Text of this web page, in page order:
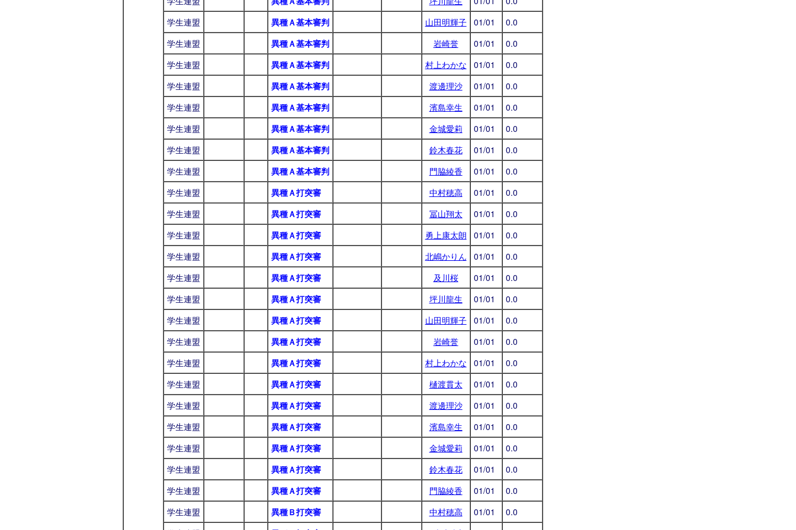
学生連盟
異種Ａ基本審判 山田明輝子 01/01
0.0
学生連盟
異種Ａ基本審判 岩崎誉 01/01
0.0
学生連盟
異種Ａ基本審判 村上わかな 01/01
0.0
学生連盟
異種Ａ基本審判 渡邊理沙 01/01
0.0
学生連盟
異種Ａ基本審判 濱島幸生 01/01
0.0
学生連盟
異種Ａ基本審判 金城愛莉 01/01
0.0
学生連盟
異種Ａ基本審判 鈴木春花 01/01
0.0
学生連盟
異種Ａ基本審判 門脇綾香 01/01
0.0
学生連盟
異種Ａ打突審 中村穂高 01/01
0.0
学生連盟
異種Ａ打突審 冨山翔太 01/01
0.0
学生連盟
異種Ａ打突審 勇上康太朗 01/01
0.0
学生連盟
異種Ａ打突審 北嶋かりん 01/01
0.0
学生連盟
異種Ａ打突審 及川桜 01/01
0.0
学生連盟
異種Ａ打突審 坪川龍生 01/01
0.0
学生連盟
異種Ａ打突審 山田明輝子 01/01
0.0
学生連盟
異種Ａ打突審 岩崎誉 01/01
0.0
学生連盟
異種Ａ打突審 村上わかな 01/01
0.0
学生連盟
異種Ａ打突審 樋渡貫太 01/01
0.0
学生連盟
異種Ａ打突審 渡邊理沙 01/01
0.0
学生連盟
異種Ａ打突審 濱島幸生 01/01
0.0
学生連盟
異種Ａ打突審 金城愛莉 01/01
0.0
学生連盟
異種Ａ打突審 鈴木春花 01/01
0.0
学生連盟
異種Ａ打突審 門脇綾香 01/01
0.0
学生連盟
異種Ｂ打突審 中村穂高 01/01
0.0